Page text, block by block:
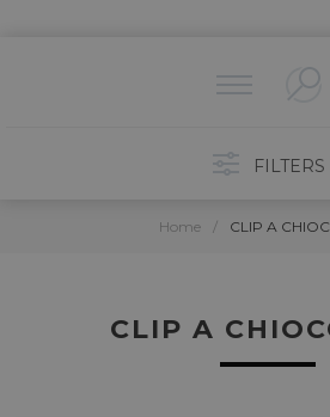
FILTERS
Home / CLIP A
CLIP A